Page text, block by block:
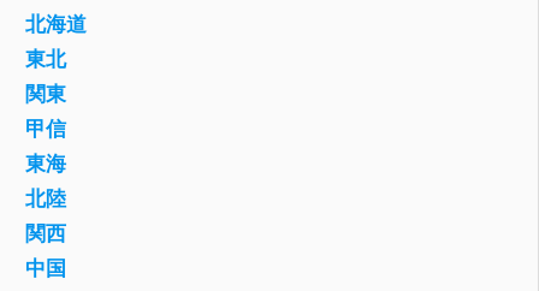
北海道
東北
関東
甲信
東海
北陸
関西
中国